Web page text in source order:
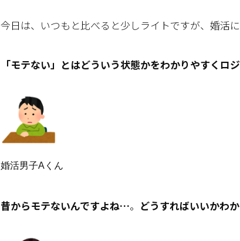
今日は、いつもと比べると少しライトですが、婚活
「モテない」とはどういう状態かをわかりやすくロ
婚活男子Aくん
昔からモテないんですよね…。 どうすればいいかわか